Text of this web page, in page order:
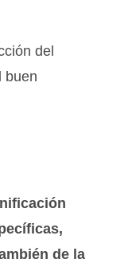
del
buen
de la